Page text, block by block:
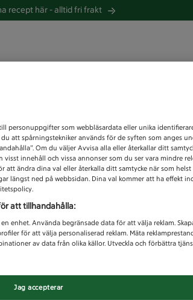
recept här -alltid fri frakt
Unknown error
personuppgifter som webbläsardata eller unika
att spårningstekniker används för de syften som anges
Om du väljer Avvisa alla eller återkallar ditt
visst innehåll och vissa annonser som du ser vara mindre
att ändra dina val eller återkalla ditt samtycke när som helst
längst ned på webbsidan. Dina val kommer att ha effekt
att tillhandahålla:
enhet. Använda begränsade data för att välja reklam.
för att välja personaliserad reklam. Mäta
av data från olika källor. Utveckla och förbättra
Jag accepterar